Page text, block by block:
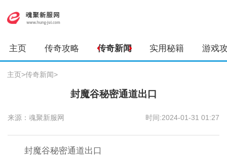
主页 传奇攻略 传奇新闻 实用秘籍 游戏
主页>传奇新闻>
封魔谷秘密通道出口
来源：魂聚新服网 时间:2024-01-31 01:27
封魔谷秘密通道出口